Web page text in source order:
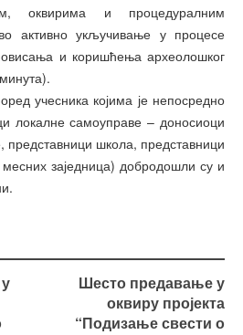
оквирима и процедуралним
активно укључивање у процесе
и коришћења археолошког
учесника којима је непосредно
локалне самоуправе – доносиоци
представници школа, представници
заједница) добродошли су и
Шесто предавање у
оквиру пројекта
“Подизање свести о